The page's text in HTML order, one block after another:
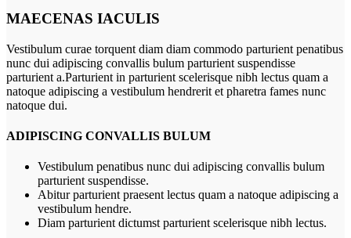
MAECENAS IACULIS
Vestibulum curae torquent diam diam commodo parturient penatibus
nunc dui adipiscing convallis bulum parturient suspendisse
parturient a.Parturient in parturient scelerisque nibh lectus quam a
natoque adipiscing a vestibulum hendrerit et pharetra fames nunc
natoque dui.
ADIPISCING CONVALLIS BULUM
Vestibulum penatibus nunc dui adipiscing convallis bulum
parturient suspendisse.
Abitur parturient praesent lectus quam a natoque adipiscing a
vestibulum hendre.
Diam parturient dictumst parturient scelerisque nibh lectus.